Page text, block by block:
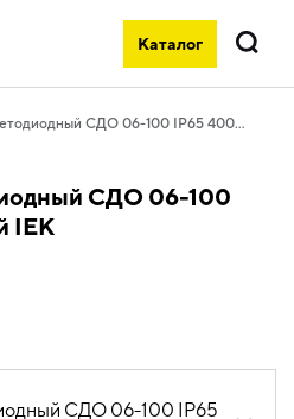
Каталог
Поиск
СДО-06
Прожектор светодиодный СДО 06-100 IP65 4000К черный IEK
СДО 06-100
IEK